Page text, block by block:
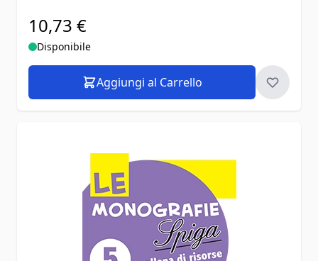
10,73 €
Disponibile
Aggiungi al Carrello